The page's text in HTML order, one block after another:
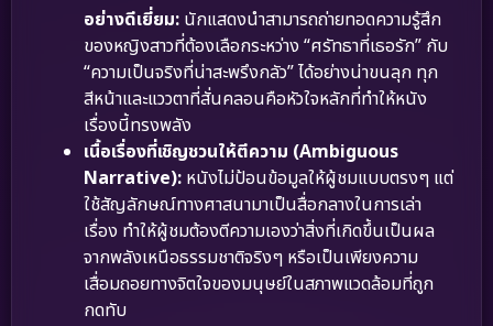
อย่างดีเยี่ยม: นักแสดงนำสามารถถ่ายทอดความรู้สึก
ของหญิงสาวที่ต้องเลือกระหว่าง “ศรัทธาที่เธอรัก” กับ
“ความเป็นจริงที่น่าสะพรึงกลัว” ได้อย่างน่าขนลุก ทุก
สีหน้าและแววตาที่สั่นคลอนคือหัวใจหลักที่ทำให้หนัง
เรื่องนี้ทรงพลัง
เนื้อเรื่องที่เชิญชวนให้ตีความ (Ambiguous
Narrative): หนังไม่ป้อนข้อมูลให้ผู้ชมแบบตรงๆ แต่
ใช้สัญลักษณ์ทางศาสนามาเป็นสื่อกลางในการเล่า
เรื่อง ทำให้ผู้ชมต้องตีความเองว่าสิ่งที่เกิดขึ้นเป็นผล
จากพลังเหนือธรรมชาติจริงๆ หรือเป็นเพียงความ
เสื่อมถอยทางจิตใจของมนุษย์ในสภาพแวดล้อมที่ถูก
กดทับ